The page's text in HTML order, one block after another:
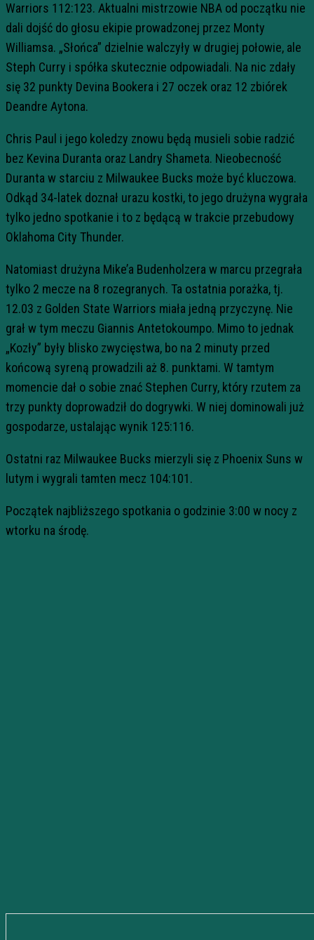
Warriors 112:123. Aktualni mistrzowie NBA od początku nie
dali dojść do głosu ekipie prowadzonej przez Monty
Williamsa. „Słońca” dzielnie walczyły w drugiej połowie, ale
Steph Curry i spółka skutecznie odpowiadali. Na nic zdały
się 32 punkty Devina Bookera i 27 oczek oraz 12 zbiórek
Deandre Aytona.
Chris Paul i jego koledzy znowu będą musieli sobie radzić
bez Kevina Duranta oraz Landry Shameta. Nieobecność
Duranta w starciu z Milwaukee Bucks może być kluczowa.
Odkąd 34-latek doznał urazu kostki, to jego drużyna wygrała
tylko jedno spotkanie i to z będącą w trakcie przebudowy
Oklahoma City Thunder.
Natomiast drużyna Mike’a Budenholzera w marcu przegrała
tylko 2 mecze na 8 rozegranych. Ta ostatnia porażka, tj.
12.03 z Golden State Warriors miała jedną przyczynę. Nie
grał w tym meczu Giannis Antetokoumpo. Mimo to jednak
„Kozły” były blisko zwycięstwa, bo na 2 minuty przed
końcową syreną prowadzili aż 8. punktami. W tamtym
momencie dał o sobie znać Stephen Curry, który rzutem za
trzy punkty doprowadził do dogrywki. W niej dominowali już
gospodarze, ustalając wynik 125:116.
Ostatni raz Milwaukee Bucks mierzyli się z Phoenix Suns w
lutym i wygrali tamten mecz 104:101.
Początek najbliższego spotkania o godzinie 3:00 w nocy z
wtorku na środę.